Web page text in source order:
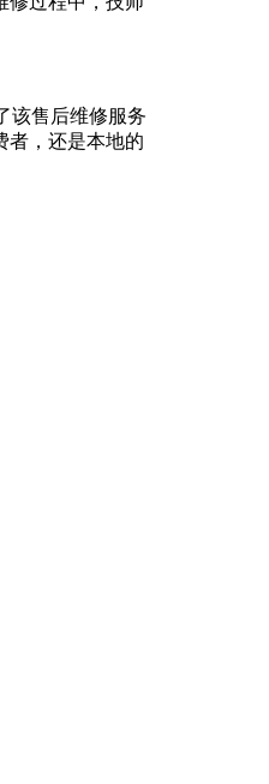
该售后维修服务
者，还是本地的